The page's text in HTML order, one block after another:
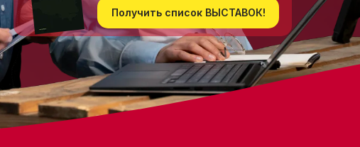
Получить список ВЫСТАВОК!